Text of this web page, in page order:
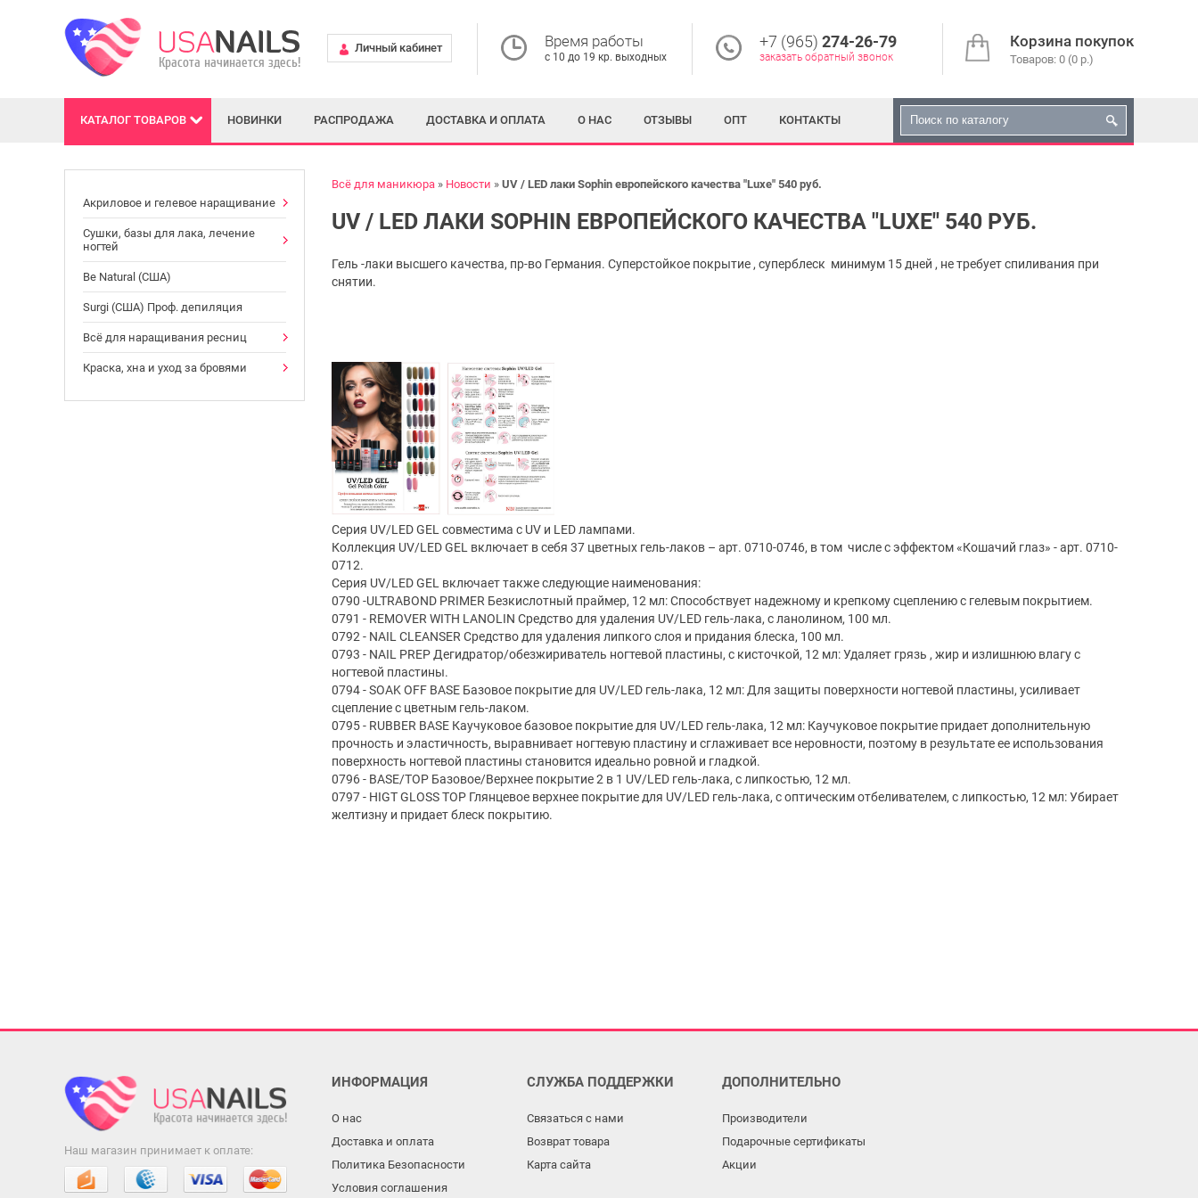
Корзина покупок
Товаров: 0 (0 р.)
Личный кабинет Время работы
с 10 до 19 кр. выходных
+7 (965) 274-26-79
заказать обратный звонок
КАТАЛОГ ТОВАРОВ НОВИНКИ РАСПРОДАЖА ДОСТАВКА И ОПЛАТА О НАС ОТЗЫВЫ ОПТ КОНТАКТЫ
Акриловое и гелевое наращивание
Сушки, базы для лака, лечение
ногтей
Be Natural (США)
Surgi (США) Проф. депиляция
Всё для наращивания ресниц
Краска, хна и уход за бровями
Всё для маникюра Новости UV / LED лаки Sophin европейского качества "Luxe" 540 руб.
UV / LED ЛАКИ SOPHIN ЕВРОПЕЙСКОГО КАЧЕСТВА "LUXE" 540 РУБ.
Гель -лаки высшего качества, пр-во Германия. Суперстойкое покрытие , суперблеск минимум 15 дней , не требует спиливания при
снятии.
Серия UV/LED GEL совместима с UV и LED лампами.
Коллекция UV/LED GEL включает в себя 37 цветных гель-лаков – арт. 0710-0746, в том числе с эффектом «Кошачий глаз» - арт. 0710-
0712.
Серия UV/LED GEL включает также следующие наименования:
0790 -ULTRABOND PRIMER Безкислотный праймер, 12 мл: Способствует надежному и крепкому сцеплению с гелевым покрытием.
0791 - REMOVER WITH LANOLIN Средство для удаления UV/LED гель-лака, с ланолином, 100 мл.
0792 - NAIL CLEANSER Средство для удаления липкого слоя и придания блеска, 100 мл.
0793 - NAIL PREP Дегидратор/обезжириватель ногтевой пластины, с кисточкой, 12 мл: Удаляет грязь , жир и излишнюю влагу с
ногтевой пластины.
0794 - SOAK OFF BASE Базовое покрытие для UV/LED гель-лака, 12 мл: Для защиты поверхности ногтевой пластины, усиливает
сцепление с цветным гель-лаком.
0795 - RUBBER BASE Каучуковое базовое покрытие для UV/LED гель-лака, 12 мл: Каучуковое покрытие придает дополнительную
прочность и эластичность, выравнивает ногтевую пластину и сглаживает все неровности, поэтому в результате ее использования
поверхность ногтевой пластины становится идеально ровной и гладкой.
0796 - BASE/TOP Базовое/Верхнее покрытие 2 в 1 UV/LED гель-лака, с липкостью, 12 мл.
0797 - HIGT GLOSS TOP Глянцевое верхнее покрытие для UV/LED гель-лака, с оптическим отбеливателем, с липкостью, 12 мл: Убирает
желтизну и придает блеск покрытию.
ИНФОРМАЦИЯ
О нас
Доставка и оплата
Политика Безопасности
Условия соглашения
СЛУЖБА ПОДДЕРЖКИ
Связаться с нами
Возврат товара
Карта сайта
ДОПОЛНИТЕЛЬНО
Производители
Подарочные сертификаты
Акции
Наш магазин принимает к оплате: